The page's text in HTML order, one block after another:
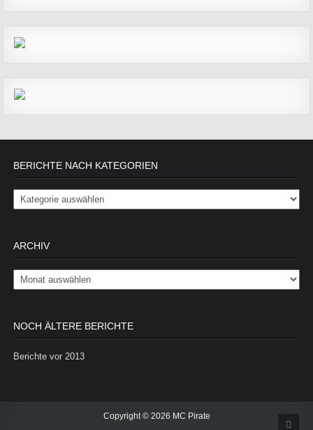
BERICHTE NACH KATEGORIEN
Berichte nach Kategorien
ARCHIV
Archiv
NOCH ÄLTERE BERICHTE
Berichte vor 2013
Copyright © 2026 MC Pirate